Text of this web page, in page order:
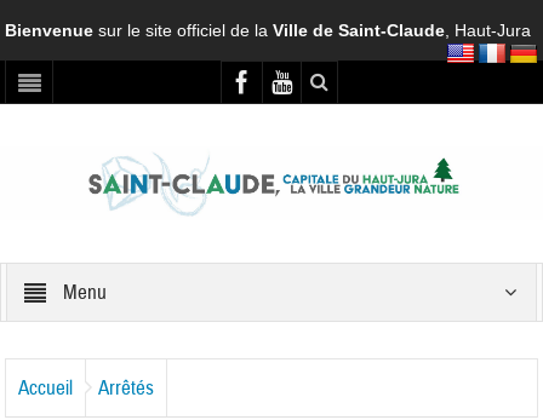
Bienvenuesur le site officiel de laVille de Saint-Claude , Haut-Jura
Menu
Accueil Arrêtés